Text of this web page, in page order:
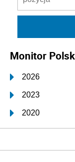
Monitor
2026
2023
2020
2017
2014